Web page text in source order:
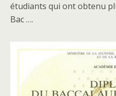
étudiants qui ont obtenu
Bac ….